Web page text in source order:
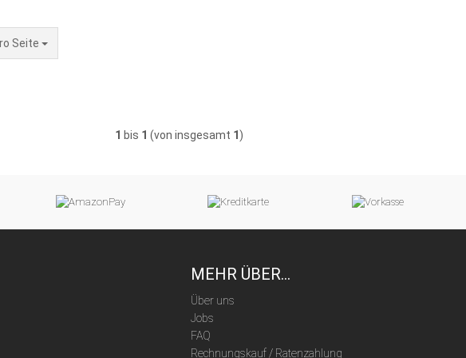
Seite
1 bis 1 (von insgesamt 1 )
MEHR ÜBER...
Über uns
Jobs
FAQ
Rechnungskauf / Ratenzahlung